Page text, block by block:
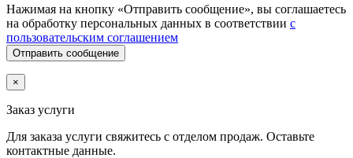
Нажимая на кнопку «Отправить сообщение», вы соглашаетесь
на обработку персональных данных в соответствии с
пользовательским соглашением
Отправить сообщение
×
Заказ услуги
Для заказа услуги свяжитесь с отделом продаж. Оставьте
контактные данные.